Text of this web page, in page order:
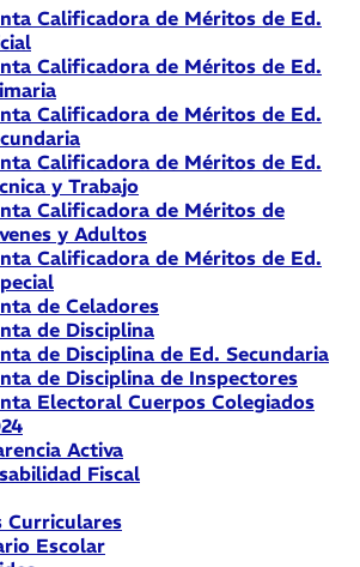
Calificadora de Méritos de Ed.
Calificadora de Méritos de Ed.
Calificadora de Méritos de Ed.
Calificadora de Méritos de Ed.
y Trabajo
Calificadora de Méritos de
y Adultos
Calificadora de Méritos de Ed.
de Celadores
de Disciplina
de Disciplina de Ed. Secundaria
de Disciplina de Inspectores
Electoral Cuerpos Colegiados
Activa
Fiscal
Curriculares
Escolar